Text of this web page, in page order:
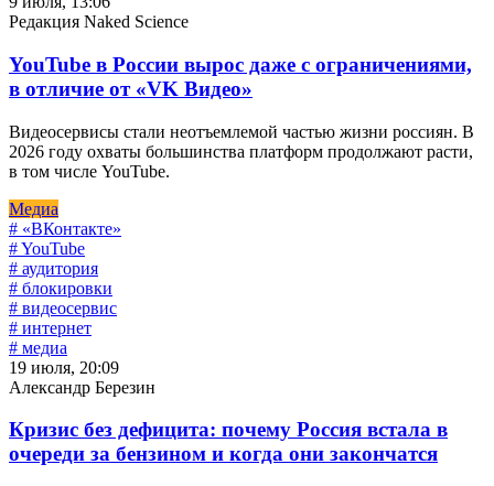
Редакция Naked Science
YouTube в России вырос даже с ограничениями,
в отличие от «VK Видео»
Видеосервисы стали неотъемлемой частью жизни россиян. В
2026 году охваты большинства платформ продолжают расти,
в том числе YouTube.
Медиа
# «ВКонтакте»
# YouTube
# аудитория
# блокировки
# видеосервис
# интернет
# медиа
19 июля, 20:09
Александр Березин
Кризис без дефицита: почему Россия встала в
очереди за бензином и когда они закончатся